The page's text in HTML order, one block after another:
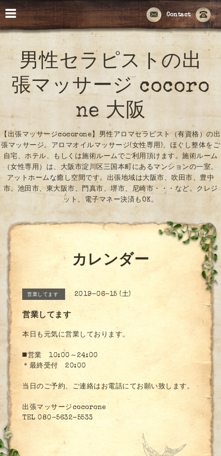
Contact
男性セラピストの出
張マッサージ cocoro
ne 大阪
【出張マッサージcocorone】男性アロマセラピスト（有資格）の出
張マッサージ。アロマオイルマッサージ(女性専用)、ほぐし整体をご
自宅、ホテル、もしくは施術ルームでご利用頂けます。施術ルーム
（女性専用）は、大阪市淀川区三国本町にあるマンションの一室。
アットホームな癒し空間です。出張地域は大阪市、吹田市、豊中
市、池田市、東大阪市、門真市、堺市、尼崎市・・・など。クレジ
ット、電子マネー決済もOK。
カレンダー
営業してます 2019-06-15 (土)
営業してます
本日も元気に営業しております。
◼️営業 10:00～24:00
＊最終受付 20:00
当日のご予約、ご連絡はお電話にてお願い致します。
出張マッサージcocorone
TEL 080-5632-5533